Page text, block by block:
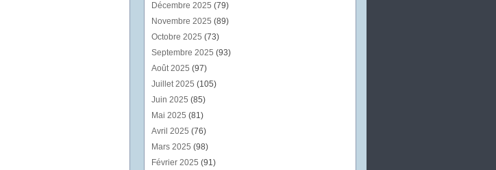
Décembre 2025 (79)
Novembre 2025 (89)
Octobre 2025 (73)
Septembre 2025 (93)
Août 2025 (97)
Juillet 2025 (105)
Juin 2025 (85)
Mai 2025 (81)
Avril 2025 (76)
Mars 2025 (98)
Février 2025 (91)